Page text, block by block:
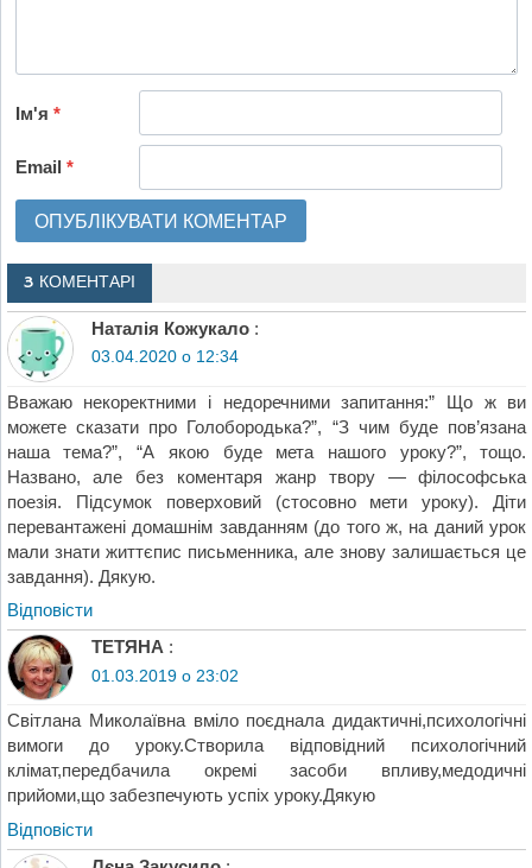
Ім'я*
Email*
3 КОМЕНТАРІ
Наталія Кожукало :
03.04.2020 о 12:34
Вважаю некоректними і недоречними запитання:” Що ж ви
можете сказати про Голобородька?”, “З чим буде пов’язана
наша тема?”, “А якою буде мета нашого уроку?”, тощо.
Названо, але без коментаря жанр твору — філософська
поезія. Підсумок поверховий (стосовно мети уроку). Діти
перевантажені домашнім завданням (до того ж, на даний урок
мали знати життєпис письменника, але знову залишається це
завдання). Дякую.
Відповіcти
ТЕТЯНА :
01.03.2019 о 23:02
Світлана Миколаївна вміло поєднала дидактичні,психологічні
вимоги до уроку.Створила відповідний психологічний
клімат,передбачила окремі засоби впливу,медодичні
прийоми,що забезпечують успіх уроку.Дякую
Відповіcти